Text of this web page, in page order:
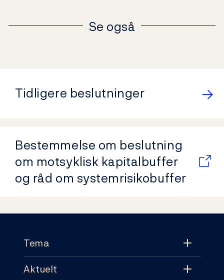
Se også
Tidligere beslutninger
Bestemmelse om beslutning
om motsyklisk kapitalbuffer
og råd om systemrisikobuffer
Tema
Tema
Aktuelt